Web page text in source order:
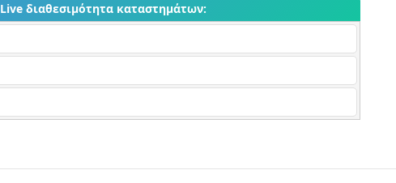
Live διαθεσιμότητα καταστημάτων: